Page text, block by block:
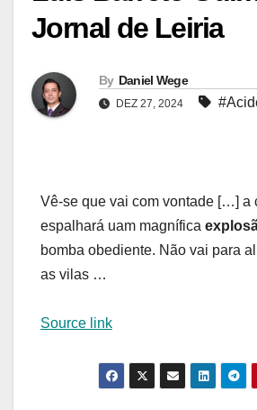
Jornal de Leiria
By Daniel Wege
DEZ 27, 2024
Vê-se que vai com vontade […] a
espalhará uam magnífica
bomba obediente. Não vai para
as vilas …
Source link